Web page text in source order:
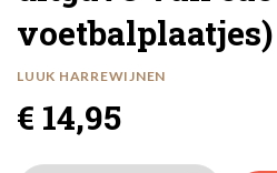
voetbalplaatjes)
LUUK HARREWIJNEN
€ 14,95